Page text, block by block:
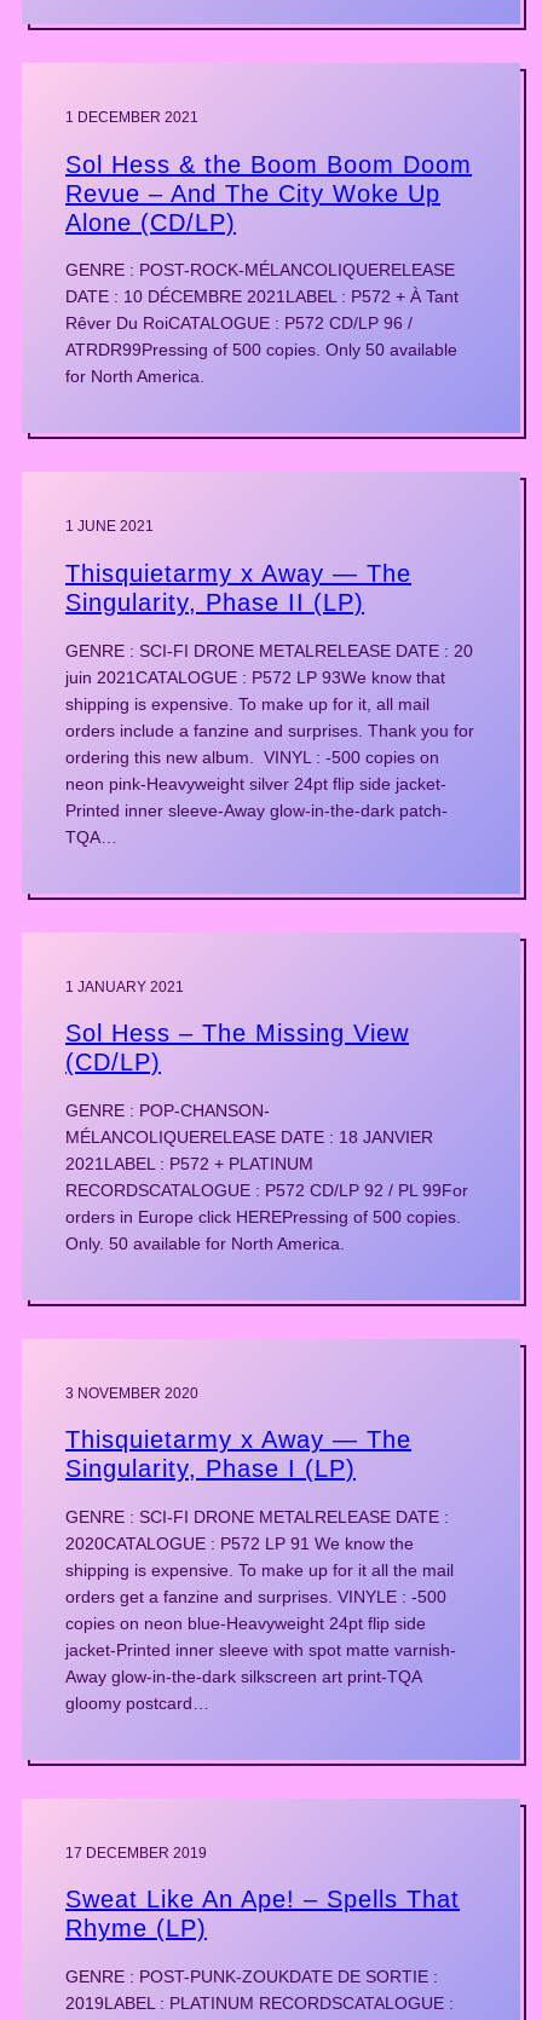
1 DECEMBER 2021
Sol Hess & the Boom Boom Doom
Revue – And The City Woke Up
Alone (CD/LP)
GENRE : POST-ROCK-MÉLANCOLIQUERELEASE
DATE : 10 DÉCEMBRE 2021LABEL : P572 + À Tant
Rêver Du RoiCATALOGUE : P572 CD/LP 96 /
ATRDR99Pressing of 500 copies. Only 50 available
for North America.
1 JUNE 2021
Thisquietarmy x Away — The
Singularity, Phase II (LP)
GENRE : SCI-FI DRONE METALRELEASE DATE : 20
juin 2021CATALOGUE : P572 LP 93We know that
shipping is expensive. To make up for it, all mail
orders include a fanzine and surprises. Thank you for
ordering this new album. VINYL : -500 copies on
neon pink-Heavyweight silver 24pt flip side jacket-
Printed inner sleeve-Away glow-in-the-dark patch-
TQA…
1 JANUARY 2021
Sol Hess – The Missing View
(CD/LP)
GENRE : POP-CHANSON-
MÉLANCOLIQUERELEASE DATE : 18 JANVIER
2021LABEL : P572 + PLATINUM
RECORDSCATALOGUE : P572 CD/LP 92 / PL 99For
orders in Europe click HEREPressing of 500 copies.
Only. 50 available for North America.
3 NOVEMBER 2020
Thisquietarmy x Away — The
Singularity, Phase I (LP)
GENRE : SCI-FI DRONE METALRELEASE DATE :
2020CATALOGUE : P572 LP 91 We know the
shipping is expensive. To make up for it all the mail
orders get a fanzine and surprises. VINYLE : -500
copies on neon blue-Heavyweight 24pt flip side
jacket-Printed inner sleeve with spot matte varnish-
Away glow-in-the-dark silkscreen art print-TQA
gloomy postcard…
17 DECEMBER 2019
Sweat Like An Ape! – Spells That
Rhyme (LP)
GENRE : POST-PUNK-ZOUKDATE DE SORTIE :
2019LABEL : PLATINUM RECORDSCATALOGUE :